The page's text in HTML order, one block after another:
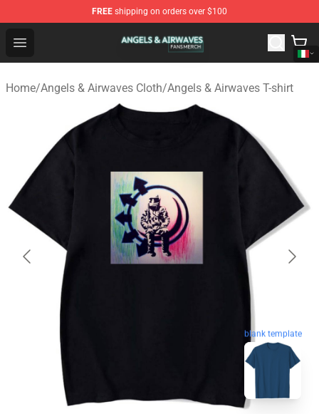
FREE shipping on orders over $100
Open menu
Angels & Airwaves Shop - Official Angels & Airwaves
Home/Angels & Airwaves Cloth/Angels & Airwaves T-shirt
blank template